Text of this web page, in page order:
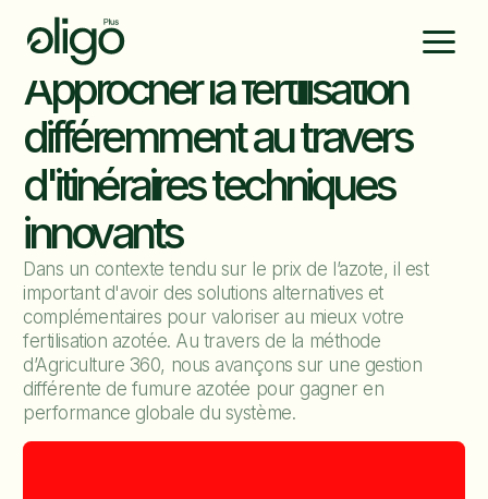
Approcher la fertilisation
différemment au travers
d'itinéraires techniques
innovants
Dans un contexte tendu sur le prix de l’azote, il est
important d'avoir des solutions alternatives et
complémentaires pour valoriser au mieux votre
fertilisation azotée. Au travers de la méthode
d’Agriculture 360, nous avançons sur une gestion
différente de fumure azotée pour gagner en
performance globale du système.